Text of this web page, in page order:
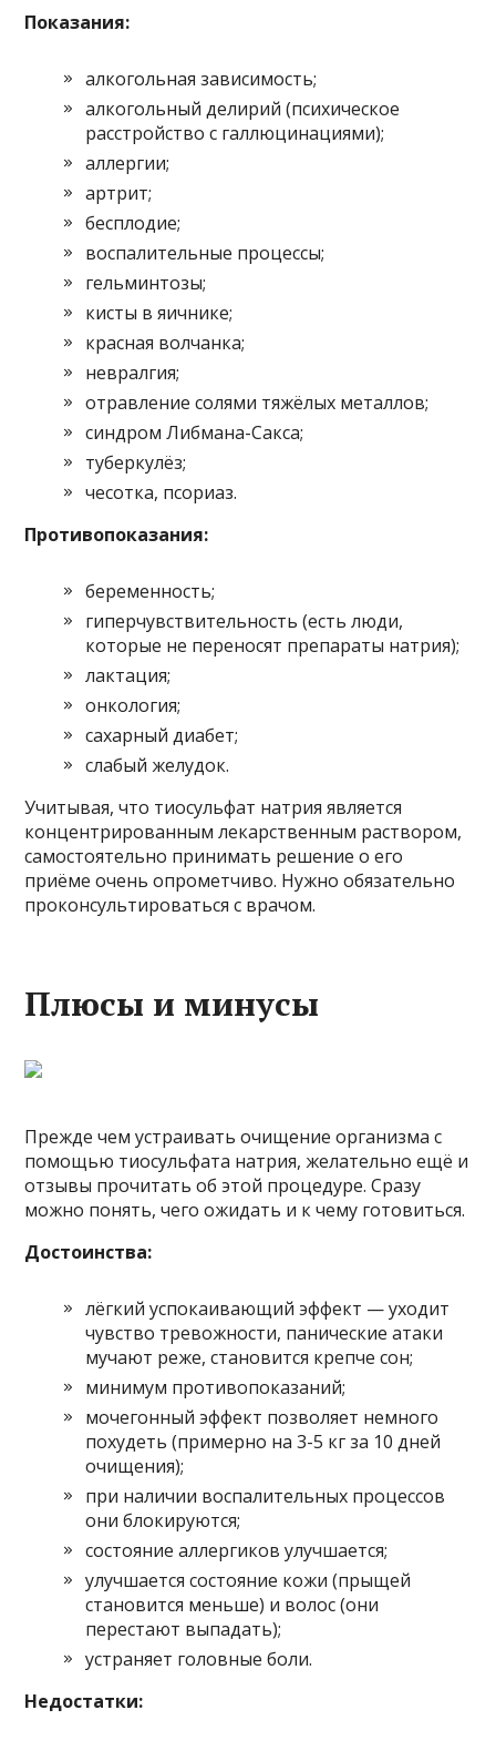
Показания:
алкогольная зависимость;
алкогольный делирий (психическое
расстройство с галлюцинациями);
аллергии;
артрит;
бесплодие;
воспалительные процессы;
гельминтозы;
кисты в яичнике;
красная волчанка;
невралгия;
отравление солями тяжёлых металлов;
синдром Либмана-Сакса;
туберкулёз;
чесотка, псориаз.
Противопоказания:
беременность;
гиперчувствительность (есть люди,
которые не переносят препараты натрия);
лактация;
онкология;
сахарный диабет;
слабый желудок.
Учитывая, что тиосульфат натрия является
концентрированным лекарственным раствором,
самостоятельно принимать решение о его
приёме очень опрометчиво. Нужно обязательно
проконсультироваться с врачом.
Плюсы и минусы
Прежде чем устраивать очищение организма с
помощью тиосульфата натрия, желательно ещё и
отзывы прочитать об этой процедуре. Сразу
можно понять, чего ожидать и к чему готовиться.
Достоинства:
лёгкий успокаивающий эффект — уходит
чувство тревожности, панические атаки
мучают реже, становится крепче сон;
минимум противопоказаний;
мочегонный эффект позволяет немного
похудеть (примерно на 3-5 кг за 10 дней
очищения);
при наличии воспалительных процессов
они блокируются;
состояние аллергиков улучшается;
улучшается состояние кожи (прыщей
становится меньше) и волос (они
перестают выпадать);
устраняет головные боли.
Недостатки: